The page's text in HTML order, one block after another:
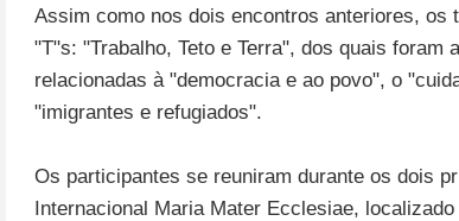
Assim como nos dois encontros anteriores, os
"T"s: "Trabalho, Teto e Terra", dos quais foram
relacionadas à "democracia e ao povo", o
"imigrantes e refugiados".
Os participantes se reuniram durante os dois
Internacional Maria Mater Ecclesiae, localizado